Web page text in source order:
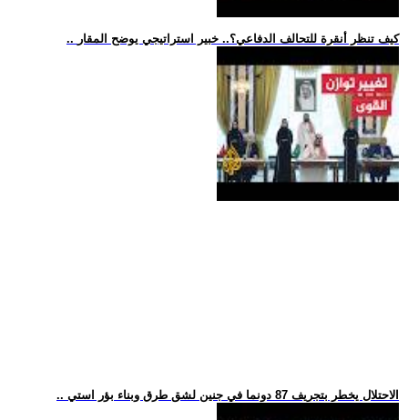
.. كيف تنظر أنقرة للتحالف الدفاعي؟.. خبير استراتيجي يوضح المقار
.. الاحتلال يخطر بتجريف 87 دونما في جنين لشق طرق وبناء بؤر استي